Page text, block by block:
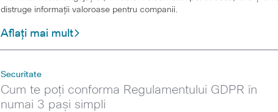
distruge informații valoroase pentru companii.
Aflați mai mult
Securitate
Cum te poți conforma Regulamentului GDPR în
numai 3 pași simpli